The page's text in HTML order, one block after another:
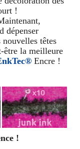
!
dépenser
têtes
être la meilleure
Encre !
!